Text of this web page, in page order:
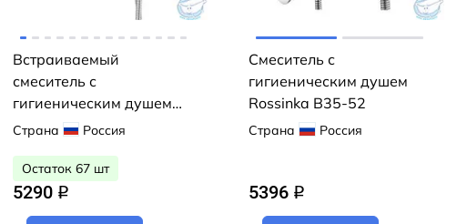
Встраиваемый
смеситель с
гигиеническим душем
Milardo Tidy
Страна Россия
Остаток 67 шт
5290 q
Смеситель с
гигиеническим душем
Rossinka B35-52
Страна Россия
5396 q